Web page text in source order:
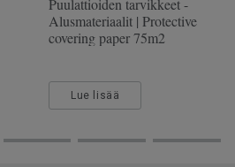
19 cm
Puulattioiden tarvikkeet -
Alusmateriaalit | Protective
covering paper 75m2
Lue lisää